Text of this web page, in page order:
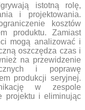
istotną rolę,
i projektowania.
kosztów
produktu. Zamiast
mogą analizować i
oszczędza czas i
na przewidzenie
i poprawę
produkcji seryjnej.
w zespole
projektu i eliminując